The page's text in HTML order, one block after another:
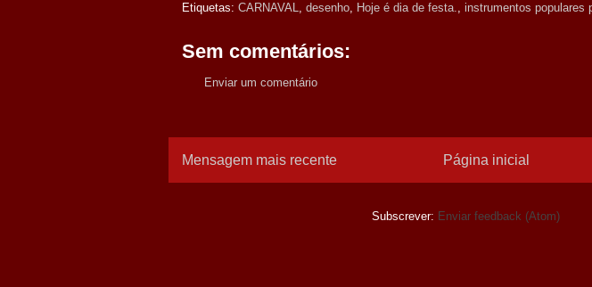
Etiquetas: CARNAVAL, desenho, Hoje é dia de festa., instrumentos populares
Sem comentários:
Enviar um comentário
Mensagem mais recente Página inicial
Subscrever: Enviar feedback (Atom)